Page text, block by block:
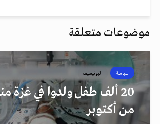
موضوعات متعلقة
سياسة اليونيسيف
20 ألف طفل ولدوا في غزة
من أكتوبر